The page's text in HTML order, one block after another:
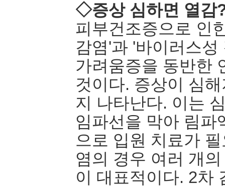
◇증상 심하면 열감
피부건조증으로 인
감염'과 '바이러스
가려움증을 동반한
것이다. 증상이 심
지 나타난다. 이는
임파선을 막아 림파
으로 입원 치료가
염의 경우 여러 개
이 대표적이다. 2차